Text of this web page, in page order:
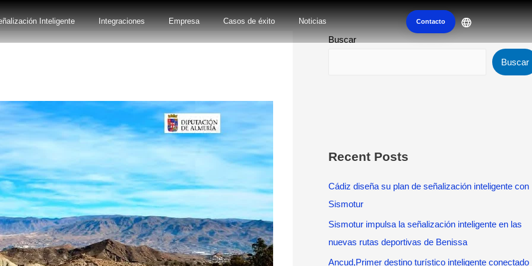
Inteligente Integraciones Empresa Casos de éxito Noticias Contacto
Buscar
Buscar
Recent Posts
Cádiz diseña su plan de señalización inteligente con
Sismotur
Sismotur impulsa la señalización inteligente en las
nuevas rutas deportivas de Benissa
Ancud,Primer destino turístico inteligente conectado